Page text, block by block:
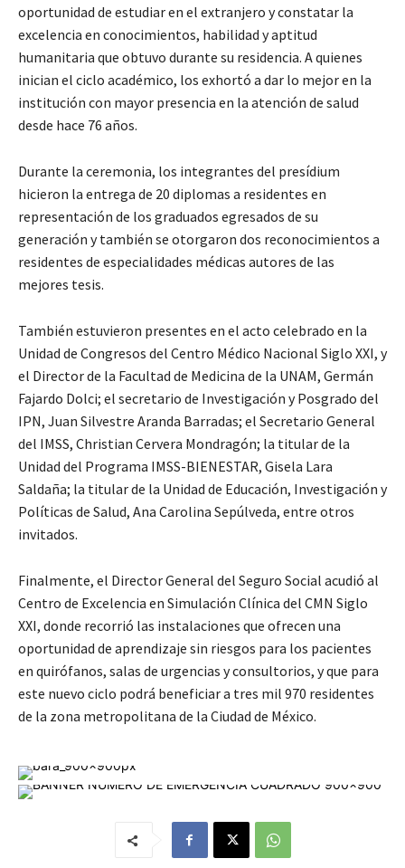
oportunidad de estudiar en el extranjero y constatar la
excelencia en conocimientos, habilidad y aptitud
humanitaria que obtuvo durante su residencia. A quienes
inician el ciclo académico, los exhortó a dar lo mejor en la
institución con mayor presencia en la atención de salud
desde hace 76 años.
Durante la ceremonia, los integrantes del presídium
hicieron la entrega de 20 diplomas a residentes en
representación de los graduados egresados de su
generación y también se otorgaron dos reconocimientos a
residentes de especialidades médicas autores de las
mejores tesis.
También estuvieron presentes en el acto celebrado en la
Unidad de Congresos del Centro Médico Nacional Siglo XXI, y
el Director de la Facultad de Medicina de la UNAM, Germán
Fajardo Dolci; el secretario de Investigación y Posgrado del
IPN, Juan Silvestre Aranda Barradas; el Secretario General
del IMSS, Christian Cervera Mondragón; la titular de la
Unidad del Programa IMSS-BIENESTAR, Gisela Lara
Saldaña; la titular de la Unidad de Educación, Investigación y
Políticas de Salud, Ana Carolina Sepúlveda, entre otros
invitados.
Finalmente, el Director General del Seguro Social acudió al
Centro de Excelencia en Simulación Clínica del CMN Siglo
XXI, donde recorrió las instalaciones que ofrecen una
oportunidad de aprendizaje sin riesgos para los pacientes
en quirófanos, salas de urgencias y consultorios, y que para
este nuevo ciclo podrá beneficiar a tres mil 970 residentes
de la zona metropolitana de la Ciudad de México.